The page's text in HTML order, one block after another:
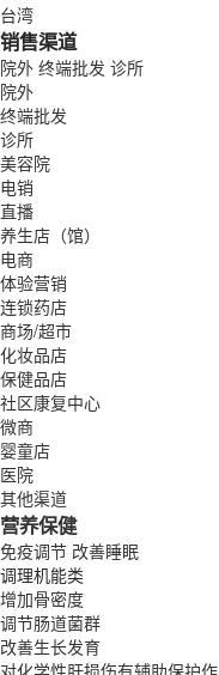
台湾
销售渠道
院外 终端批发 诊所
院外
终端批发
诊所
美容院
电销
直播
养生店（馆）
电商
体验营销
连锁药店
商场/超市
化妆品店
保健品店
社区康复中心
微商
婴童店
医院
其他渠道
营养保健
免疫调节 改善睡眠
调理机能类
增加骨密度
调节肠道菌群
改善生长发育